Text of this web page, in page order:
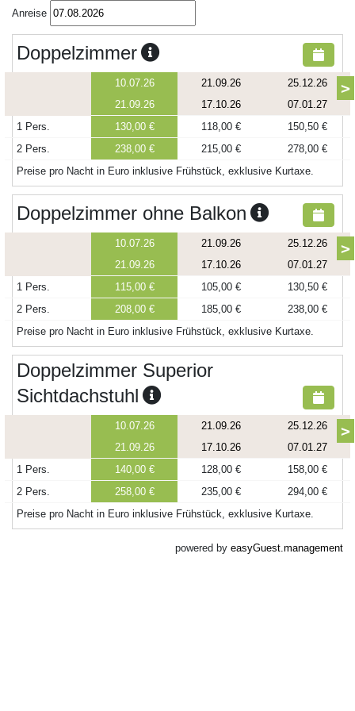
Anreise
Doppelzimmer
>
10.07.26
21.09.26
21.09.26
17.10.26
25.12.26
07.01.27
1 Pers.
130,00 € 118,00 €
150,50 €
2 Pers.
238,00 € 215,00 €
278,00 €
Preise pro Nacht in Euro inklusive Frühstück, exklusive Kurtaxe.
Doppelzimmer ohne Balkon
>
10.07.26
21.09.26
21.09.26
17.10.26
25.12.26
07.01.27
1 Pers.
115,00 € 105,00 €
130,50 €
2 Pers.
208,00 € 185,00 €
238,00 €
Preise pro Nacht in Euro inklusive Frühstück, exklusive Kurtaxe.
Doppelzimmer Superior
Sichtdachstuhl
>
10.07.26
21.09.26
21.09.26
17.10.26
25.12.26
07.01.27
1 Pers.
140,00 € 128,00 €
158,00 €
2 Pers.
258,00 € 235,00 €
294,00 €
Preise pro Nacht in Euro inklusive Frühstück, exklusive Kurtaxe.
powered by easyGuest.management